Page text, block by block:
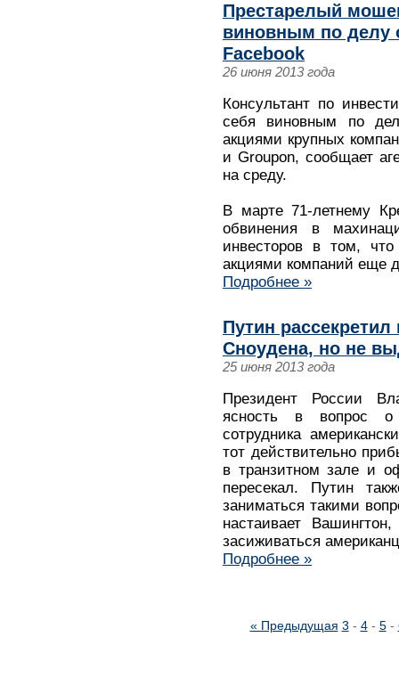
Престарелый
виновным по делу
Facebook
26 июня 2013 года
Консультант по
себя виновным по
акциями крупных
и Groupon, сообщает
на среду.
В марте 71-летнему
обвинения в
инвесторов в том,
акциями компаний еще
Подробнее »
Путин
Сноудена, но не
25 июня 2013 года
Президент России
ясность в вопрос о
сотрудника
тот действительно
в транзитном зале и
пересекал. Путин
заниматься такими
настаивает
засиживаться
Подробнее »
« Предыдущая 3 - 4- 5-